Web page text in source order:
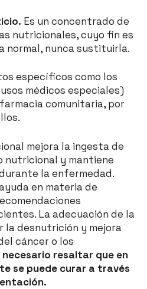
Es un concentrado de
nutricionales, cuyo fin es
normal, nunca sustituirla.
específicos como los
médicos especiales)
comunitaria, por
mejora la ingesta de
y mantiene
la enfermedad.
en materia de
La adecuación de la
la desnutrición y mejora
cáncer o los
necesario resaltar que en
se puede curar a través